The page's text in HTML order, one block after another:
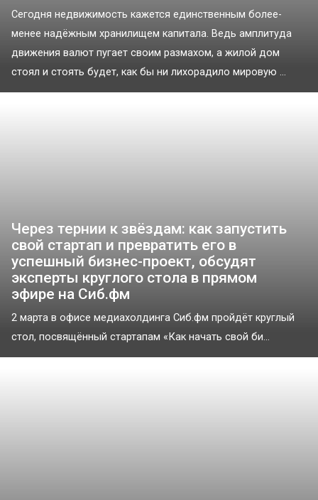
Сегодня недвижимость кажется единственным более-
менее надёжным хранилищем капитала. Ведь амплитуда
движения валют пугает своим размахом, а жилой дом
стоял и стоять будет, как бы ни лихорадило мировую ...
Через тернии к звёздам: как запустить
свой стартап и превратить его в
успешный бизнес-проект, обсудят
эксперты круглого стола в прямом
эфире на Сиб.фм
2 марта в офисе медиахолдинга Сиб.фм пройдёт круглый
стол, посвящённый стартапам «Как начать свой би...